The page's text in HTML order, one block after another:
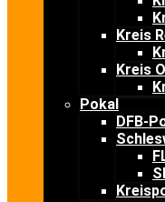
Kreis
Kreis
Pokal
DFB-